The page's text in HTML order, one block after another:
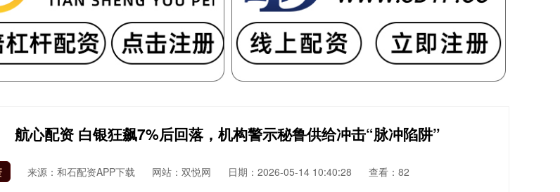
航心配资 白银狂飙7%后回落，机构警示秘鲁供给冲击“脉冲陷阱”
来源：和石配资APP下载 网站：双悦网 日期：2026-05-14 10:40:28 查看：82